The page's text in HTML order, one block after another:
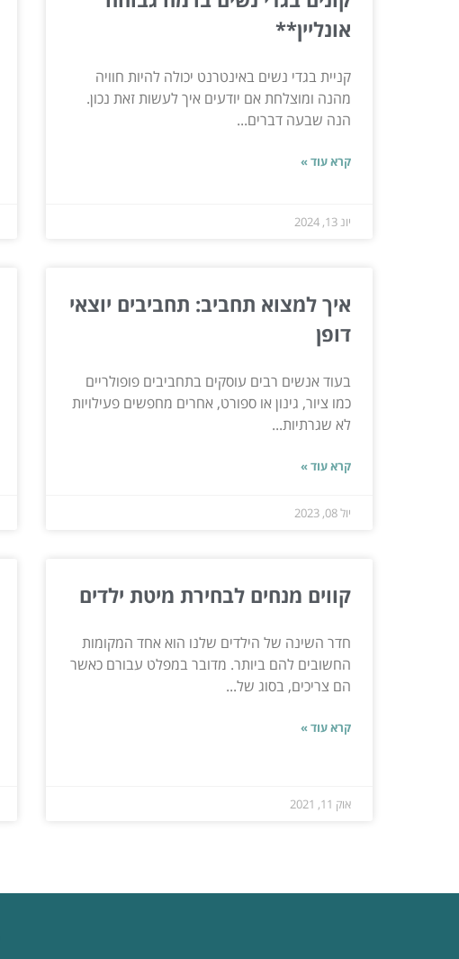
אונליין**
קניית בגדי נשים באינטרנט יכולה להיות חוויה
מהנה ומוצלחת אם יודעים איך לעשות זאת נכון.
הנה שבעה דברים...
קרא עוד »
יונ 13, 2024
איך למצוא תחביב: תחביבים יוצאי
דופן
בעוד אנשים רבים עוסקים בתחביבים פופולריים
כמו ציור, גינון או ספורט, אחרים מחפשים פעילויות
לא שגרתיות...
קרא עוד »
יול 08, 2023
קווים מנחים לבחירת מיטת ילדים
חדר השינה של הילדים שלנו הוא אחד המקומות
החשובים להם ביותר. מדובר במפלט עבורם כאשר
הם צריכים, בסוג של...
קרא עוד »
אוק 11, 2021